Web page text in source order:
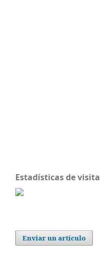
Estadísticas de visita
Enviar un artículo